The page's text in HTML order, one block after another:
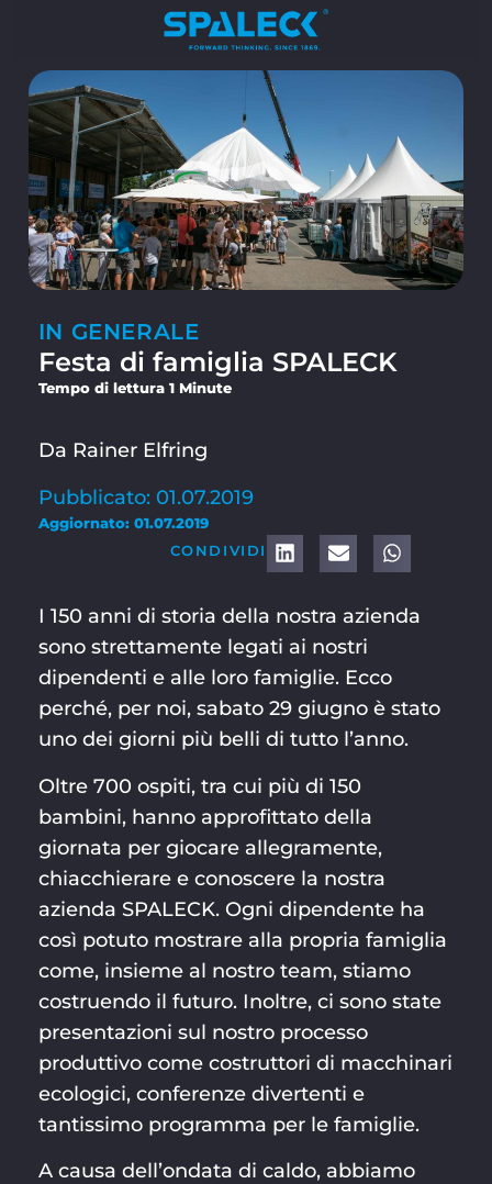
IN GENERALE
Festa di famiglia SPALECK
Tempo di lettura 1 Minute
Da Rainer Elfring
Pubblicato: 01.07.2019
Aggiornato: 01.07.2019
CONDIVIDI
I 150 anni di storia della nostra azienda
sono strettamente legati ai nostri
dipendenti e alle loro famiglie. Ecco
perché, per noi, sabato 29 giugno è stato
uno dei giorni più belli di tutto l’anno.
Oltre 700 ospiti, tra cui più di 150
bambini, hanno approfittato della
giornata per giocare allegramente,
chiacchierare e conoscere la nostra
azienda SPALECK. Ogni dipendente ha
così potuto mostrare alla propria famiglia
come, insieme al nostro team, stiamo
costruendo il futuro. Inoltre, ci sono state
presentazioni sul nostro processo
produttivo come costruttori di macchinari
ecologici, conferenze divertenti e
tantissimo programma per le famiglie.
A causa dell’ondata di caldo, abbiamo